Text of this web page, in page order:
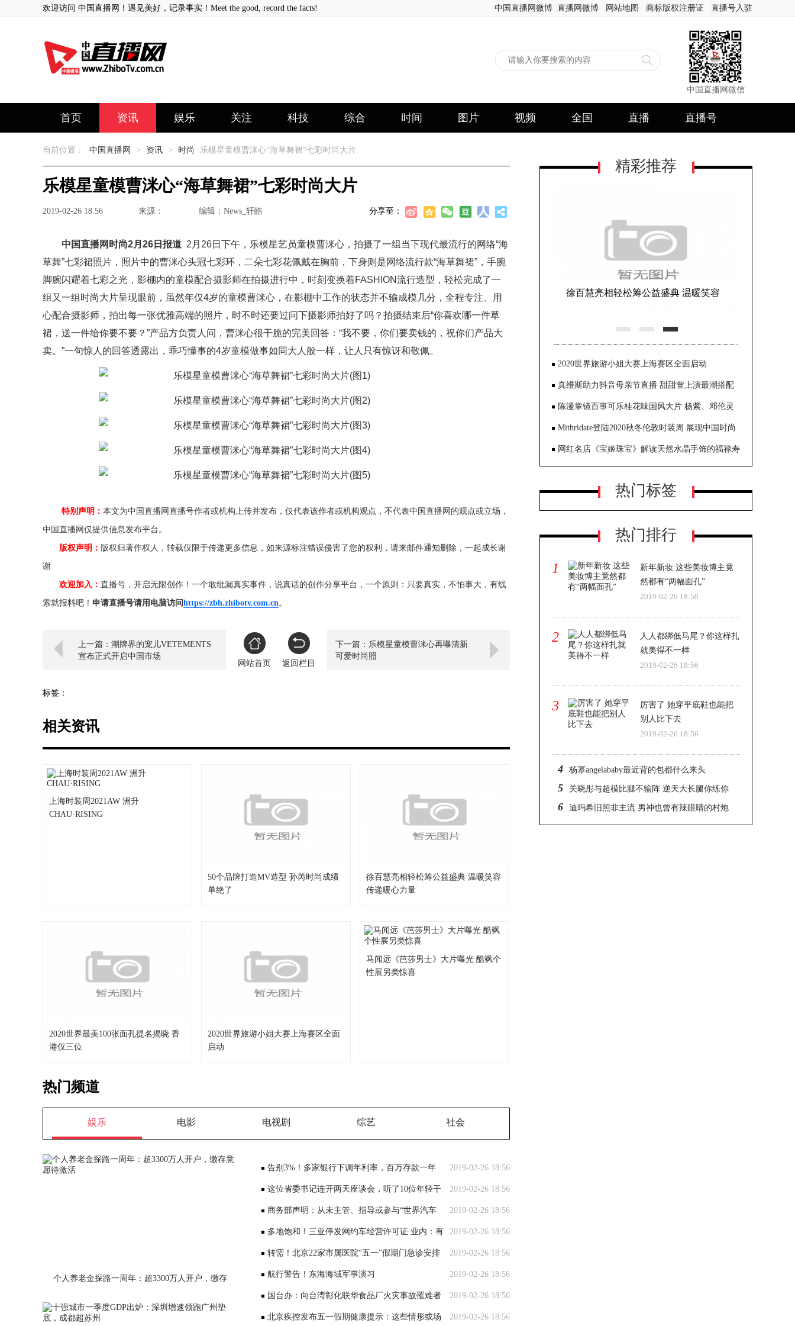
欢迎访问 中国直播网！遇见美好，记录事实！Meet the good, record the facts! 中国直播网微博 直播网微博 网站地图 商标版权注册证 直播号入驻
中国直播网微信
首页 资讯 娱乐 关注 科技 综合 时间 图片 视频 全国 直播 直播号
当前位置： 中国直播网 > 资讯 > 时尚 乐模星童模曹洣心“海草舞裙”七彩时尚大片
乐模星童模曹洣心“海草舞裙”七彩时尚大片
2019-02-26 18:56 来源： 编辑：News_轩皓 分享至：
中国直播网时尚2月26日报道 2月26日下午，乐模星艺员童模曹洣心，拍摄了一组当下现代最流行的网络“海
草舞”七彩裙照片，照片中的曹洣心头冠七彩环，二朵七彩花佩戴在胸前，下身则是网络流行款“海草舞裙”，手腕
脚腕闪耀着七彩之光，影棚内的童模配合摄影师在拍摄进行中，时刻变换着FASHION流行造型，轻松完成了一
组又一组时尚大片呈现眼前，虽然年仅4岁的童模曹洣心，在影棚中工作的状态并不输成模几分，全程专注、用
心配合摄影师，拍出每一张优雅高端的照片，时不时还要过问下摄影师拍好了吗？拍摄结束后“你喜欢哪一件草
裙，送一件给你要不要？”产品方负责人问，曹洣心很干脆的完美回答：“我不要，你们要卖钱的，祝你们产品大
卖。”一句惊人的回答透露出，乖巧懂事的4岁童模做事如同大人般一样，让人只有惊讶和敬佩。
特别声明： 本文为中国直播网直播号作者或机构上传并发布，仅代表该作者或机构观点，不代表中国直播网的观点或立场，
中国直播网仅提供信息发布平台。
版权声明： 版权归著作权人，转载仅限于传递更多信息，如来源标注错误侵害了您的权利，请来邮件通知删除，一起成长谢
谢
欢迎加入： 直播号，开启无限创作！一个敢纰漏真实事件，说真话的创作分享平台，一个原则：只要真实，不怕事大，有线
索就报料吧！ 申请直播号请用电脑访问https://zbh.zhibotv.com.cn。
上一篇：潮牌界的宠儿VETEMENTS
宣布正式开启中国市场
网站首页
返回栏目
下一篇：乐模星童模曹洣心再曝清新
可爱时尚照
标签：
相关资讯
上海时装周2021AW 洲升
CHAU·RISING
50个品牌打造MV造型 孙芮时尚成绩
单绝了
徐百慧亮相轻松筹公益盛典 温暖笑容
传递暖心力量
2020世界最美100张面孔提名揭晓 香
港仅三位
2020世界旅游小姐大赛上海赛区全面
启动
马闻远《芭莎男士》大片曝光 酷飒个
性展另类惊喜
热门频道
娱乐 电影 电视剧 综艺 社会
个人养老金探路一周年：超3300万人开户，缴存
2019-02-26 18:56
告别3%！多家银行下调年利率，百万存款一年
将少3000元利息 2019-02-26 18:56
这位省委书记连开两天座谈会，听了10位年轻干
部、10位女干部代表的意见 2019-02-26 18:56
商务部声明：从未主管、指导或参与“世界汽车
大会” 2019-02-26 18:56
多地饱和！三亚停发网约车经营许可证 业内：有
序竞争仍是市场主体 2019-02-26 18:56
转需！北京22家市属医院“五一”假期门急诊安排
公布 2019-02-26 18:56
航行警告！东海海域军事演习
2019-02-26 18:56
国台办：向台湾彰化联华食品厂火灾事故罹难者
表达深切哀悼 2019-02-26 18:56
北京疾控发布五一假期健康提示：这些情形或场
精彩推荐
徐百慧亮相轻松筹公益盛典 温暖笑容
2020世界旅游小姐大赛上海赛区全面启动
真维斯助力抖音母亲节直播 甜甜萱上演最潮搭配
陈漫掌镜百事可乐桂花味国风大片 杨紫、邓伦灵
气出演大胆创新
Mithridate登陆2020秋冬伦敦时装周 展现中国时尚
设计软实力
网红名店《宝姬珠宝》解读天然水晶手饰的福禄寿
热门标签
热门排行
1
新年新妆 这些美妆博主竟
然都有“两幅面孔”
2019-02-26 18:56
2
人人都绑低马尾？你这样扎
就美得不一样
2019-02-26 18:56
3
厉害了 她穿平底鞋也能把
别人比下去
2019-02-26 18:56
4 杨幂angelababy最近背的包都什么来头
5 关晓彤与超模比腿不输阵 逆天大长腿你练你
也有
6 迪玛希旧照非主流 男神也曾有辣眼睛的村炮
造型